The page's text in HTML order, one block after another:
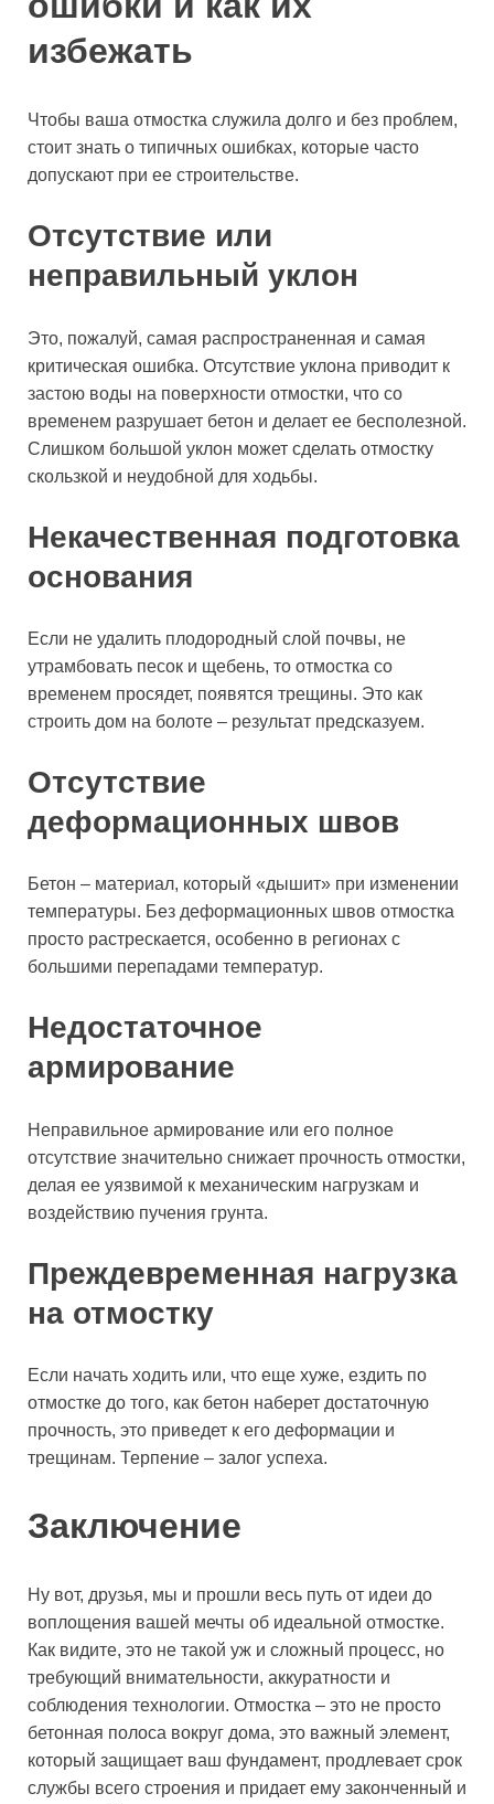
избежать
Чтобы ваша отмостка служила долго и без проблем,
стоит знать о типичных ошибках, которые часто
допускают при ее строительстве.
Отсутствие или
неправильный уклон
Это, пожалуй, самая распространенная и самая
критическая ошибка. Отсутствие уклона приводит к
застою воды на поверхности отмостки, что со
временем разрушает бетон и делает ее бесполезной.
Слишком большой уклон может сделать отмостку
скользкой и неудобной для ходьбы.
Некачественная подготовка
основания
Если не удалить плодородный слой почвы, не
утрамбовать песок и щебень, то отмостка со
временем просядет, появятся трещины. Это как
строить дом на болоте – результат предсказуем.
Отсутствие
деформационных швов
Бетон – материал, который «дышит» при изменении
температуры. Без деформационных швов отмостка
просто растрескается, особенно в регионах с
большими перепадами температур.
Недостаточное
армирование
Неправильное армирование или его полное
отсутствие значительно снижает прочность отмостки,
делая ее уязвимой к механическим нагрузкам и
воздействию пучения грунта.
Преждевременная нагрузка
на отмостку
Если начать ходить или, что еще хуже, ездить по
отмостке до того, как бетон наберет достаточную
прочность, это приведет к его деформации и
трещинам. Терпение – залог успеха.
Заключение
Ну вот, друзья, мы и прошли весь путь от идеи до
воплощения вашей мечты об идеальной отмостке.
Как видите, это не такой уж и сложный процесс, но
требующий внимательности, аккуратности и
соблюдения технологии. Отмостка – это не просто
бетонная полоса вокруг дома, это важный элемент,
который защищает ваш фундамент, продлевает срок
службы всего строения и придает ему законченный и